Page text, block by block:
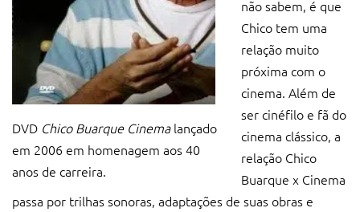
DVD Chico Buarque Cinemalançado
em 2006 em homenagem aos 40
anos de carreira.
não sabem, é que
Chico tem uma
relação muito
próxima com o
cinema. Além de
ser cinéfilo e fã do
cinema clássico, a
relação Chico
Buarque x Cinema
passa por trilhas sonoras, adaptações de suas obras e